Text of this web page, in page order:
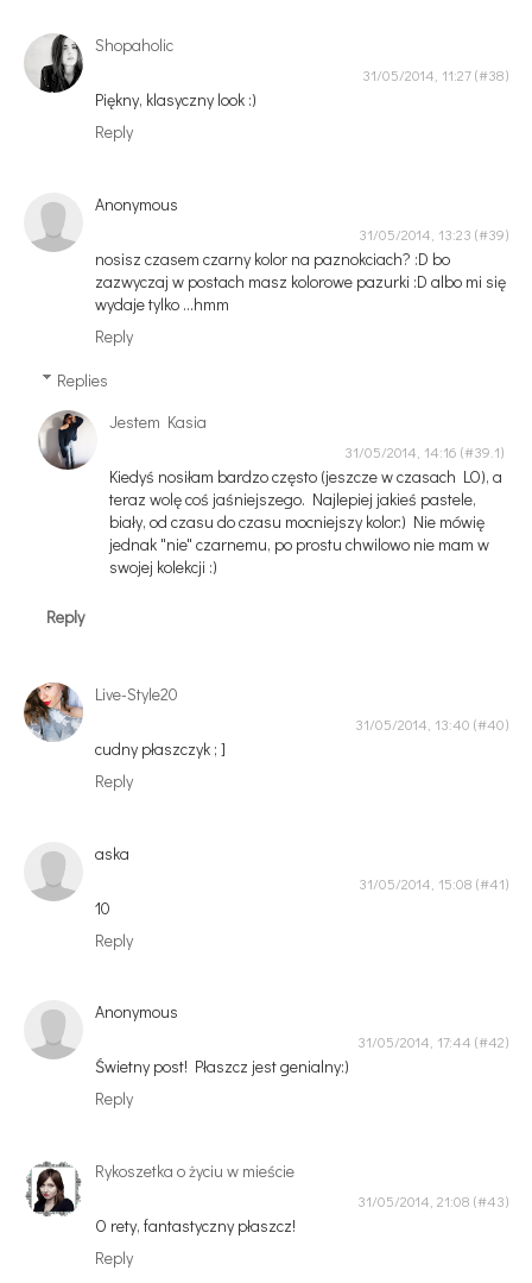
Shopaholic
31/05/2014, 11:27
Piękny, klasyczny look :)
Reply
Anonymous
31/05/2014, 13:23
nosisz czasem czarny kolor na paznokciach? :D bo
zazwyczaj w postach masz kolorowe pazurki :D albo mi się
wydaje tylko ...hmm
Reply
Replies
Jestem Kasia
31/05/2014, 14:16
Kiedyś nosiłam bardzo często (jeszcze w czasach LO), a
teraz wolę coś jaśniejszego. Najlepiej jakieś pastele,
biały, od czasu do czasu mocniejszy kolor:) Nie mówię
jednak "nie" czarnemu, po prostu chwilowo nie mam w
swojej kolekcji :)
Reply
Live-Style20
31/05/2014, 13:40
cudny płaszczyk ; ]
Reply
aska
31/05/2014, 15:08
10
Reply
Anonymous
31/05/2014, 17:44
Świetny post! Płaszcz jest genialny:)
Reply
Rykoszetka o życiu w mieście
31/05/2014, 21:08
O rety, fantastyczny płaszcz!
Reply